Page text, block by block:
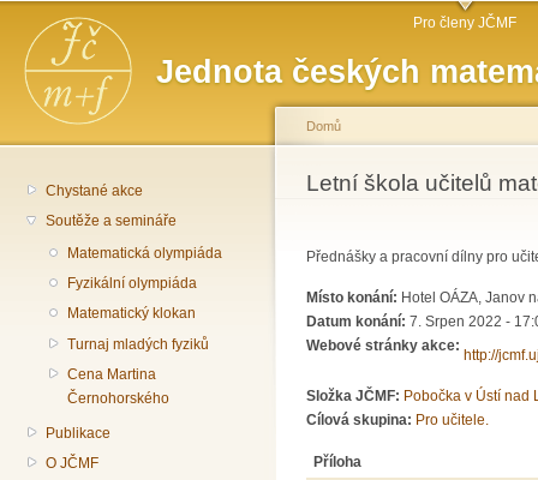
Jednota českých
Hlavní menu Pro členy JČMF
Chystané akce
Soutěže a semináře
Matematická olympiáda
Fyzikální olympiáda
Matematický klokan
Turnaj mladých fyziků
Cena Martina
Černohorského
Publikace
O JČMF
Jste zde
Domů
Letní škola učitelů
Přednášky a pracovní dílny pro
Místo konání: Hotel OÁZA, Janov
Datum konání: 7. Srpen 2022 -
Webové stránky akce:
http://
Složka JČMF: Pobočka v Ústí nad
Cílová skupina: Pro učitele.
Příloha